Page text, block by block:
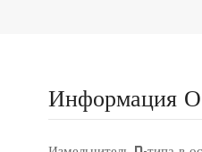
Информация О